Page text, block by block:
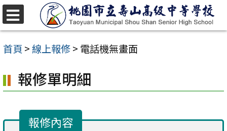
跳
至
主
內
容
首頁 >線上報修> 電話機無畫面
報修單明細
報修內容
選
單